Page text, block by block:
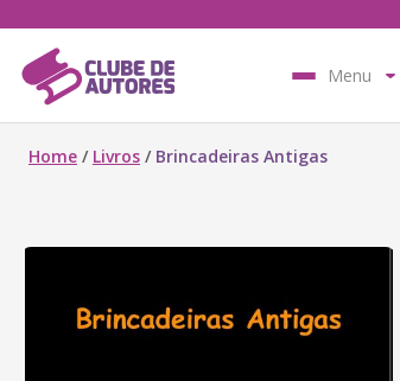
Menu
Home / Livros / Brincadeiras Antigas